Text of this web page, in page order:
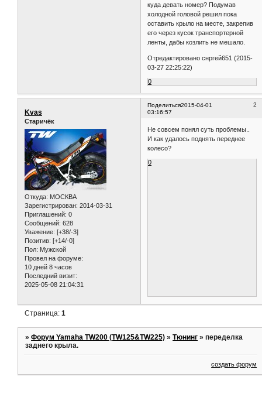
куда девать номер? Подумав
холодной головой решил пока
оставить крыло на месте, закрепив
его через кусок транспортерной
ленты, дабы козлить не мешало.
Отредактировано снргей651 (2015-
03-27 22:25:22)
0
Поделиться 2
2015-04-01
03:16:57
Kvas
Старичёк
Откуда: МОСКВА
Зарегистрирован: 2014-03-31
Приглашений: 0
Сообщений: 628
Уважение: [+38/-3]
Позитив: [+14/-0]
Пол: Мужской
Провел на форуме:
10 дней 8 часов
Последний визит:
2025-05-08 21:04:31
Не совсем понял суть проблемы..
И как удалось поднять переднее
колесо?
0
Страница:1
»Форум Yamaha TW200 (TW125&TW225) »Тюнинг »переделка
заднего крыла.
создать форум